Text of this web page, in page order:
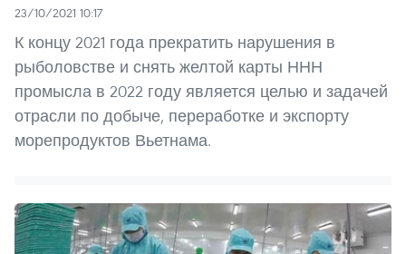
23/10/2021 10:17
К концу 2021 года прекратить нарушения в
рыболовстве и снять желтой карты ННН
промысла в 2022 году является целью и задачей
отрасли по добыче, переработке и экспорту
морепродуктов Вьетнама.